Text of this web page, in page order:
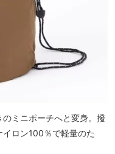
ミニポーチへと変身。撥
ロン100％で軽量のた